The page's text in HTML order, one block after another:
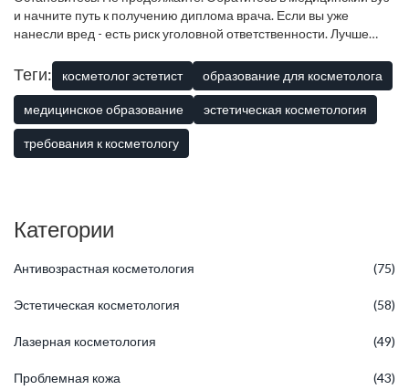
и начните путь к получению диплома врача. Если вы уже
нанесли вред - есть риск уголовной ответственности. Лучше
репутацией.
Теги: косметолог эстетист образование для косметолога
медицинское образование эстетическая косметология
требования к косметологу
Категории
Антивозрастная косметология (75)
Эстетическая косметология (58)
Лазерная косметология (49)
Проблемная кожа (43)